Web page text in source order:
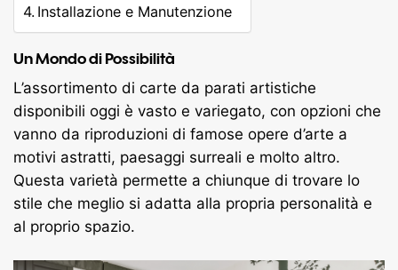
Installazione e Manutenzione
Un Mondo di Possibilità
L’assortimento di carte da parati artistiche
disponibili oggi è vasto e variegato, con opzioni che
vanno da riproduzioni di famose opere d’arte a
motivi astratti, paesaggi surreali e molto altro.
Questa varietà permette a chiunque di trovare lo
stile che meglio si adatta alla propria personalità e
al proprio spazio.